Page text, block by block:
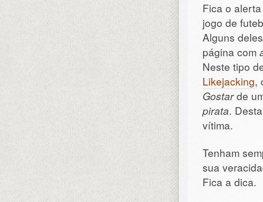
Fica o
jogo de
Alguns
página com
Neste tipo
Likejacking,
Gostarde
pirata.
vítima.
Tenham
sua
Fica a dica.